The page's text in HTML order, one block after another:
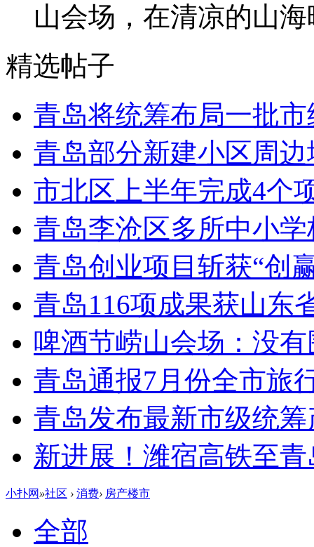
山会场，在清凉的山
精选帖子
青岛将统筹布局一批市
青岛部分新建小区周
市北区上半年完成4个
青岛李沧区多所中小
青岛创业项目斩获“创
青岛116项成果获山东
啤酒节崂山会场：没有
青岛通报7月份全市旅
青岛发布最新市级统
新进展！潍宿高铁至
小扑网 »社区 › 消费› 房产楼市
全部